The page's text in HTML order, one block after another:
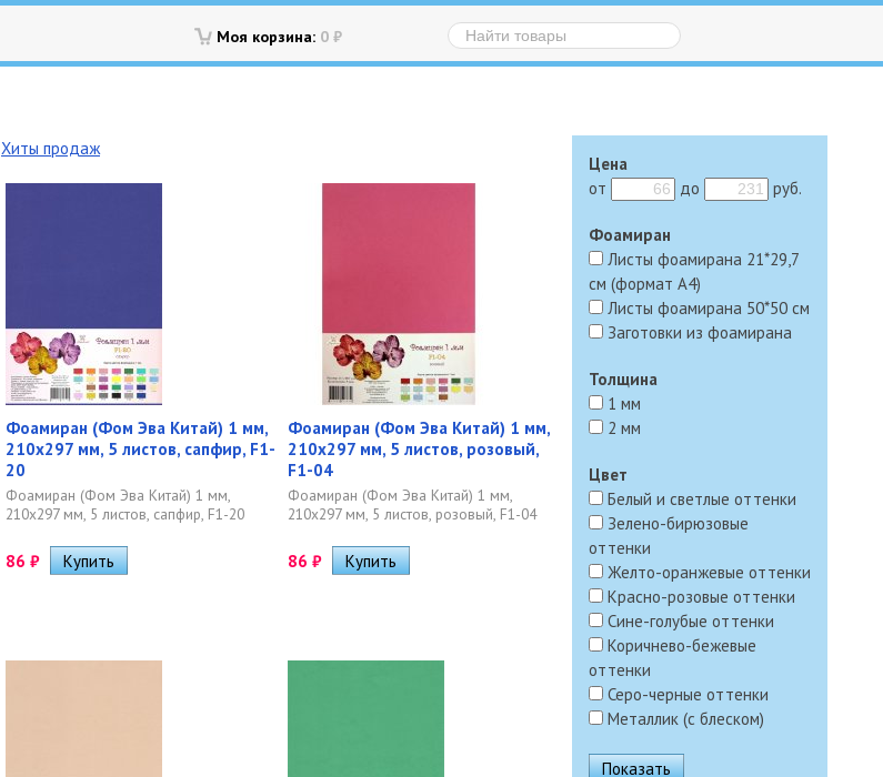
Моя корзина: 0 ₽
Цена
от
до руб.
Фоамиран
Листы фоамирана 21*29,7
см (формат А4)
Листы фоамирана 50*50 см
Заготовки из фоамирана
Толщина
1 мм
2 мм
Цвет
Белый и светлые оттенки
Зелено-бирюзовые
оттенки
Желто-оранжевые оттенки
Красно-розовые оттенки
Сине-голубые оттенки
Коричнево-бежевые
оттенки
Серо-черные оттенки
Металлик (с блеском)
Хиты продаж
Фоамиран (Фом Эва Китай) 1 мм,
210х297 мм, 5 листов, сапфир, F1-
20
Фоамиран (Фом Эва Китай) 1 мм,
210х297 мм, 5 листов, сапфир, F1-20
86 ₽
Фоамиран (Фом Эва Китай) 1 мм,
210х297 мм, 5 листов, розовый,
F1-04
Фоамиран (Фом Эва Китай) 1 мм,
210х297 мм, 5 листов, розовый, F1-04
86 ₽